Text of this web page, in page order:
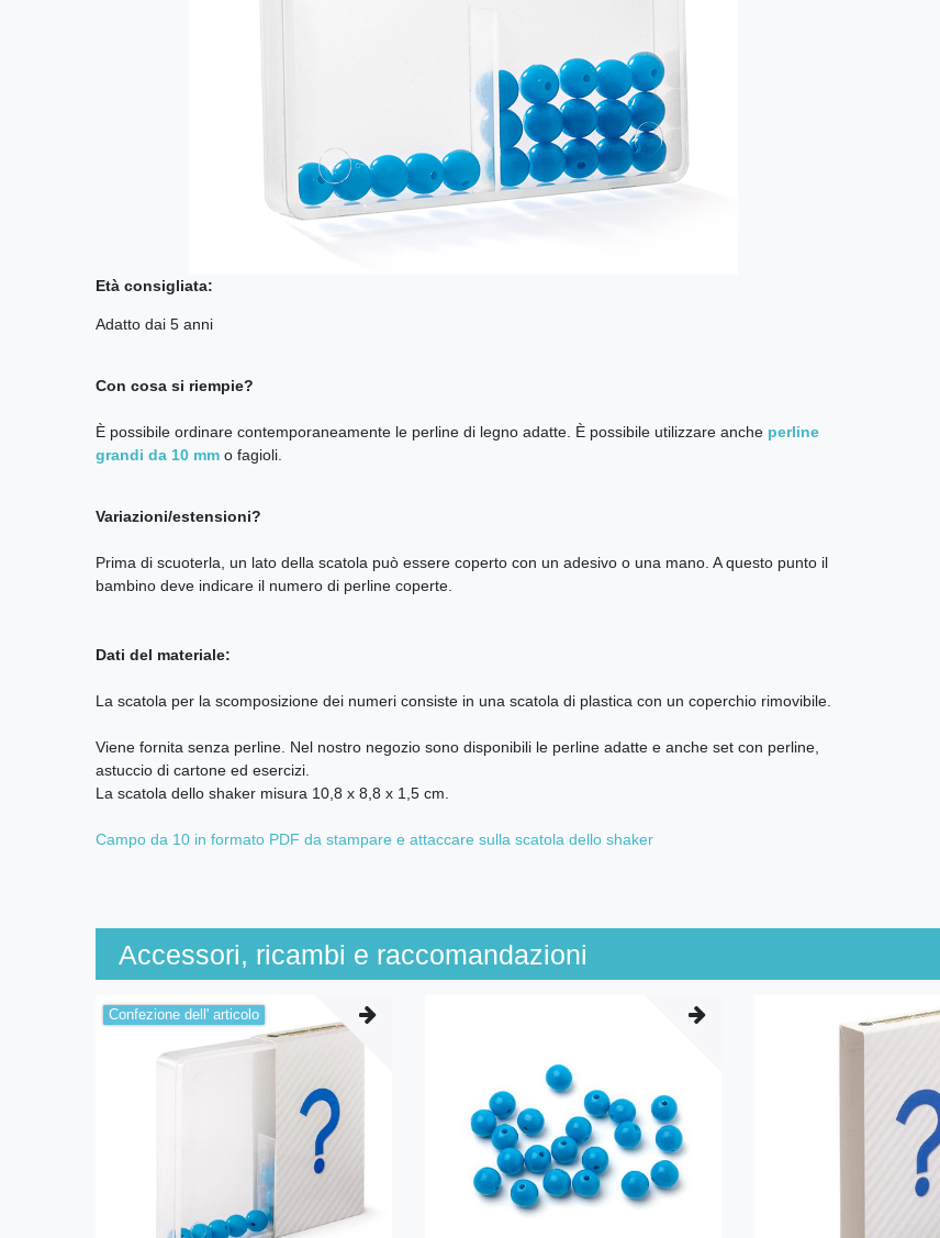
Età consigliata:
Adatto dai 5 anni
Con cosa si riempie?
È possibile ordinare contemporaneamente le perline di legno adatte. È possibile utilizzare anche perline
grandi da 10 mm o fagioli.
Variazioni/estensioni?
Prima di scuoterla, un lato della scatola può essere coperto con un adesivo o una mano. A questo punto il
bambino deve indicare il numero di perline coperte.
Dati del materiale:
La scatola per la scomposizione dei numeri consiste in una scatola di plastica con un coperchio rimovibile.
Viene fornita senza perline. Nel nostro negozio sono disponibili le perline adatte e anche set con perline,
astuccio di cartone ed esercizi.
La scatola dello shaker misura 10,8 x 8,8 x 1,5 cm.
Campo da 10 in formato PDF da stampare e attaccare sulla scatola dello shaker
Accessori, ricambi e raccomandazioni
Confezione dell' articolo